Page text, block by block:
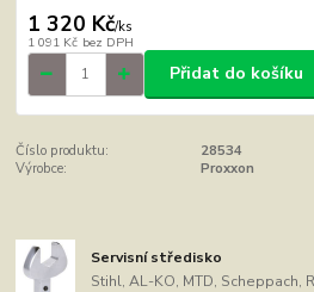
1 320 Kč/ks
1 091 Kč bez DPH
Přidat do košíku
Číslo produktu:
28534
Výrobce:
Proxxon
Servisní středisko
Stihl, AL-KO, MTD, Scheppach,